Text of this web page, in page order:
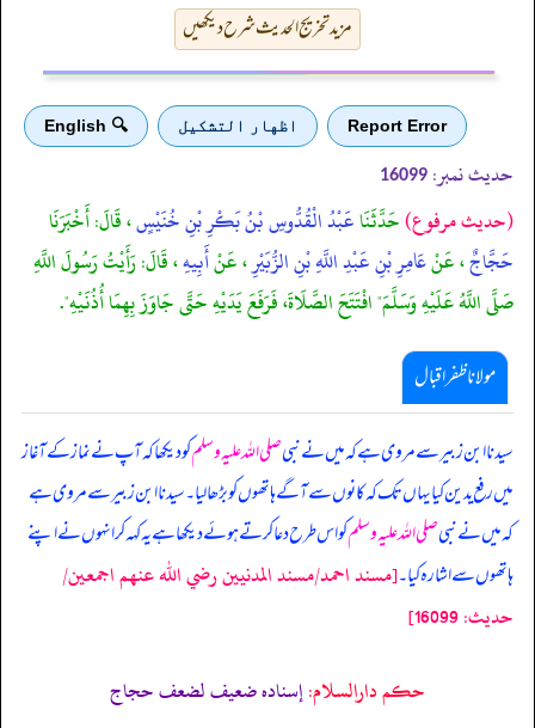
مزید تخریج الحدیث شرح دیکھیں
Report Error اظهار التشكيل 🔍 English
حدیث نمبر: 16099
(حديث مرفوع)حَدَّثَنَاعَبْدُ الْقُدُّوسِ بْنُ بَكْرِ بْنِ خُنَيْسٍ، قَالَ: أَخْبَرَنَا
حَجَّاجٌ، عَنْعَامِرِ بْنِ عَبْدِ اللَّهِ بْنِ الزُّبَيْرِ، عَنْأَبِيهِ، قَالَ: رَأَيْتُ رَسُولَ اللَّهِ
صَلَّى اللَّهُ عَلَيْهِ وَسَلَّمَ" افْتَتَحَ الصَّلَاةَ، فَرَفَعَ يَدَيْهِ حَتَّى جَاوَزَ بِهِمَا أُذُنَيْهِ".
مولانا ظفر اقبال
سیدنا ابن زبیر سے مروی ہے کہ میں نے نبیصلی اللہ علیہ وسلمکو دیکھا کہ آپ نے نماز کے آغاز
میں رفع یدین کیا یہاں تک کہ کانوں سے آگے ہاتھوں کو بڑھالیا۔ سیدنا ابن زبیر سے مروی ہے
کہ میں نے نبیصلی اللہ علیہ وسلمکو اس طرح دعا کرتے ہوئے دیکھا ہے یہ کہہ کر انہوں نے اپنے
ہاتھوں سے اشارہ کیا۔[مسند احمد/مسند المدنيين رضي الله عنهم اجمعين/
حدیث: 16099]
حکم دارالسلام:إسناده ضعيف لضعف حجاج